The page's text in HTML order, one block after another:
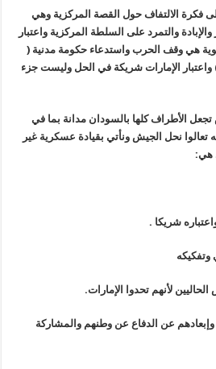
الالتفاف حول القصة المركزية وهي
والتمرد على السلطة المركزية واعتبار
هي وقف الحرب واستدعاء حكومة مدنية (
الإمارات شريكة في الحل وليست جزء
تجعل الأطراف كلها بالسودان مدانة بما في
تعالوا نحل الجيش ونأتي بقيادة عسكرية غير
هي:
وإبعادهم عن الدفاع عن وطنهم والمشاركة